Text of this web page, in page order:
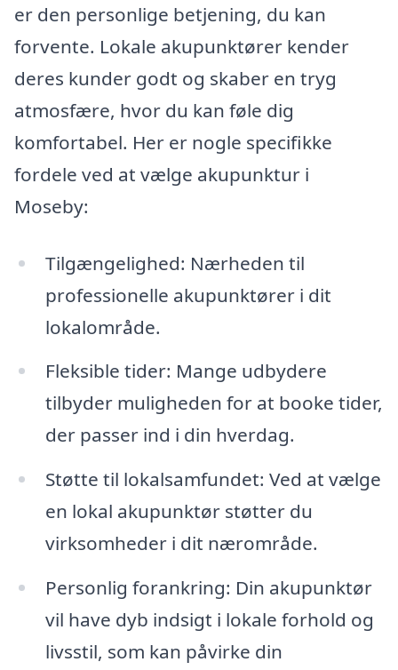
er den personlige betjening, du kan
forvente. Lokale akupunktører kender
deres kunder godt og skaber en tryg
atmosfære, hvor du kan føle dig
komfortabel. Her er nogle specifikke
fordele ved at vælge akupunktur i
Moseby:
Tilgængelighed: Nærheden til
professionelle akupunktører i dit
lokalområde.
Fleksible tider: Mange udbydere
tilbyder muligheden for at booke tider,
der passer ind i din hverdag.
Støtte til lokalsamfundet: Ved at vælge
en lokal akupunktør støtter du
virksomheder i dit nærområde.
Personlig forankring: Din akupunktør
vil have dyb indsigt i lokale forhold og
livsstil, som kan påvirke din